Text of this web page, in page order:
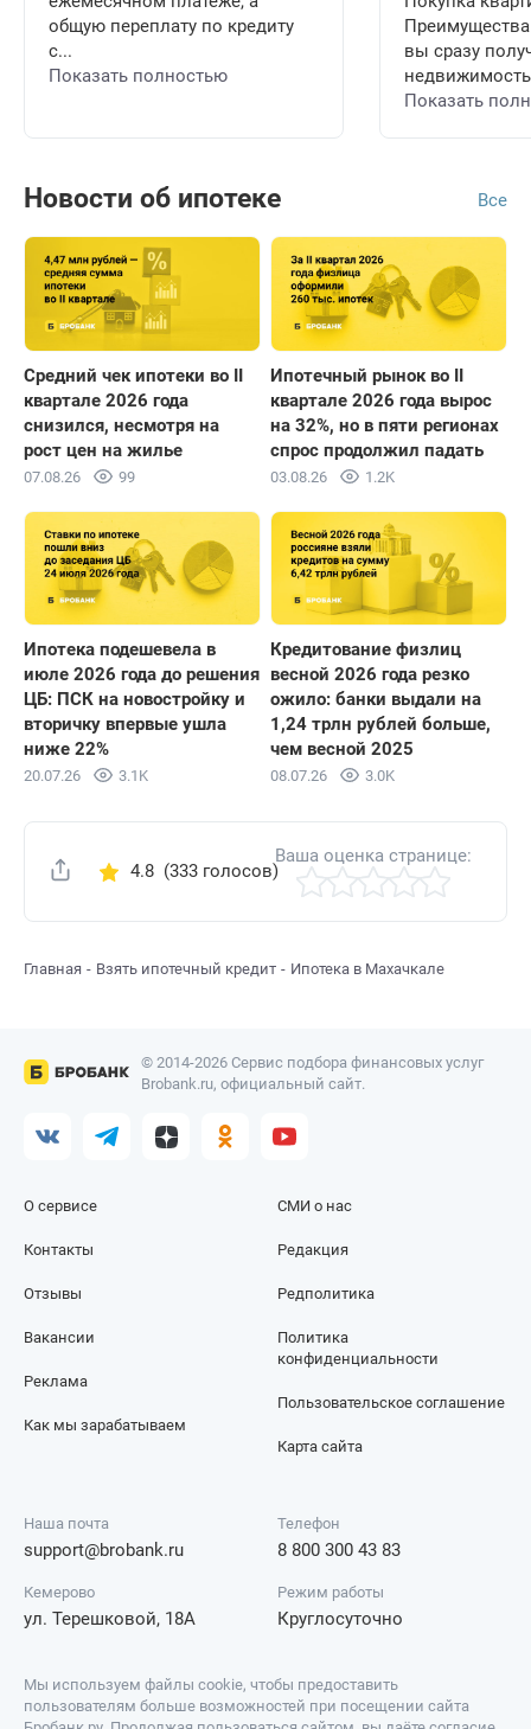
общую переплату по кредиту
с...
Показать полностью
Преимущества
вы сразу
Показать
Новости об ипотеке Все
Средний чек ипотеки во II
квартале 2026 года
снизился, несмотря на
рост цен на жилье
07.08.26 99
Ипотечный рынок во II
квартале 2026 года вырос
на 32%, но в пяти регионах
спрос продолжил падать
03.08.26 1.2K
Ипотека подешевела в
июле 2026 года до решения
ЦБ: ПСК на новостройку и
вторичку впервые ушла
ниже 22%
20.07.26 3.1K
Кредитование физлиц
весной 2026 года резко
ожило: банки выдали на
1,24 трлн рублей больше,
чем весной 2025
08.07.26 3.0K
Поделиться
4.8(333 голосов)
Ваша оценка странице:
Главная Взять ипотечный кредит Ипотека в Махачкале
© 2014-2026 Сервис подбора финансовых услуг
Brobank.ru, официальный сайт.
О сервисе
Контакты
Отзывы
СМИ о нас
Редакция
Редполитика
Вакансии
Реклама
Как мы зарабатываем
Политика
конфиденциальности
Пользовательское соглашение
Карта сайта
Наша почта
support@brobank.ru
Телефон
8 800 300 43 83
Кемерово
ул. Терешковой, 18А
Режим работы
Круглосуточно
Мы используем файлы cookie, чтобы предоставить
пользователям больше возможностей при посещении сайта